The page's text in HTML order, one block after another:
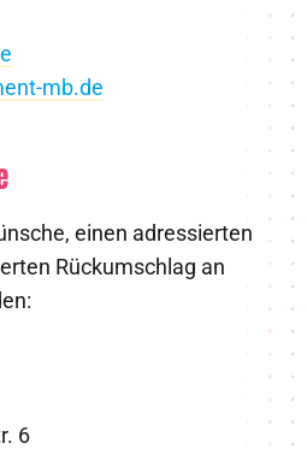
mb.de
einen adressierten
Rückumschlag an
6